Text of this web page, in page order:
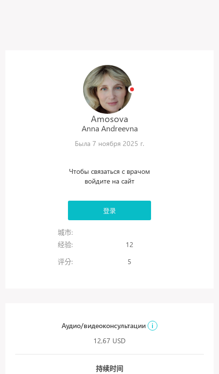
Amosova
Anna Andreevna
Была 7 ноября 2025 г.
Чтобы связаться с врачом
войдите на сайт
登录
城市:
经验:
12
评分:
5
Аудио/видеоконсультации
i
12,67 USD
持续时间